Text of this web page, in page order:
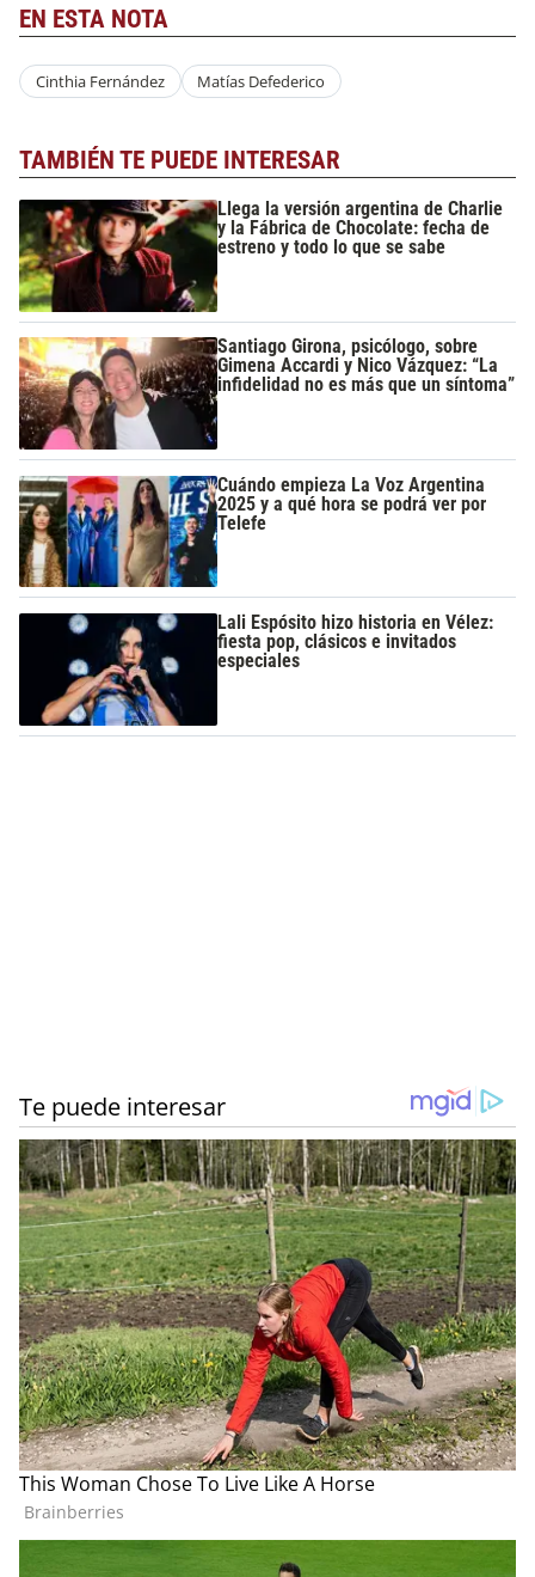
EN ESTA NOTA
Cinthia Fernández Matías Defederico
TAMBIÉN TE PUEDE INTERESAR
Llega la versión argentina de Charlie
y la Fábrica de Chocolate: fecha de
estreno y todo lo que se sabe
Santiago Girona, psicólogo, sobre
Gimena Accardi y Nico Vázquez: “La
infidelidad no es más que un síntoma”
Cuándo empieza La Voz Argentina
2025 y a qué hora se podrá ver por
Telefe
Lali Espósito hizo historia en Vélez:
fiesta pop, clásicos e invitados
especiales